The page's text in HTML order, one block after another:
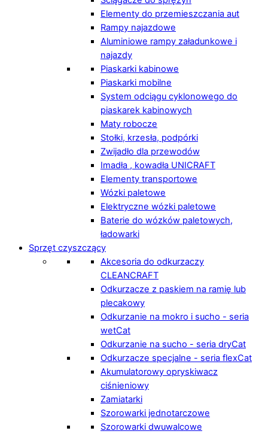
Elementy do przemieszczania aut
Rampy najazdowe
Aluminiowe rampy załadunkowe i
najazdy
Piaskarki kabinowe
Piaskarki mobilne
System odciągu cyklonowego do
piaskarek kabinowych
Maty robocze
Stołki, krzesła, podpórki
Zwijadło dla przewodów
Imadła , kowadła UNICRAFT
Elementy transportowe
Wózki paletowe
Elektryczne wózki paletowe
Baterie do wózków paletowych,
ładowarki
Sprzęt czyszczący
Akcesoria do odkurzaczy
CLEANCRAFT
Odkurzacze z paskiem na ramię lub
plecakowy
Odkurzanie na mokro i sucho - seria
wetCat
Odkurzanie na sucho - seria dryCat
Odkurzacze specjalne - seria flexCat
Akumulatorowy opryskiwacz
ciśnieniowy
Zamiatarki
Szorowarki jednotarczowe
Szorowarki dwuwalcowe